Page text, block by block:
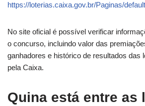
https://loterias.caixa.gov.br/Paginas/
No site oficial é possível verificar
o concurso, incluindo valor das
ganhadores e histórico de resultados das
pela Caixa.
Quina está entre as